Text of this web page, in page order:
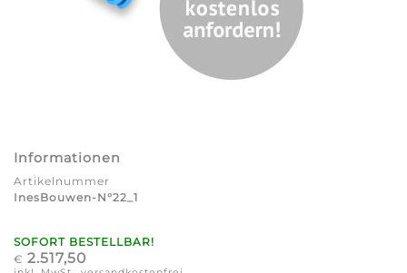
Informationen
Artikelnummer
InesBouwen-N°22_1
SOFORT BESTELLBAR!
€ 2.517,50